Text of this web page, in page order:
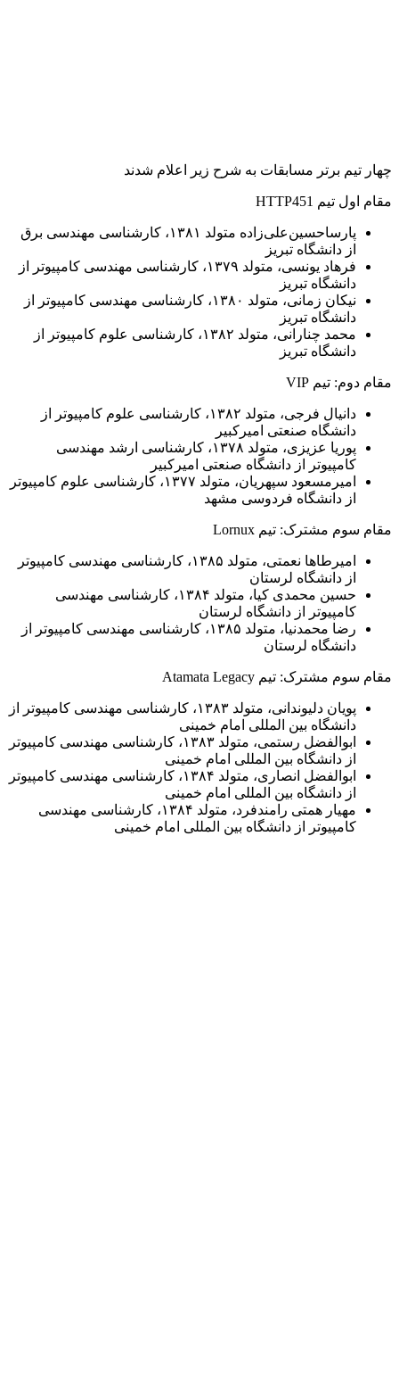
چهار تیم برتر مسابقات به شرح زیر اعلام شدند
مقام اول تیم HTTP451
پارساحسین‌علی‌زاده متولد ۱۳۸۱، کارشناسی مهندسی برق
از دانشگاه تبریز
فرهاد یونسی، متولد ۱۳۷۹، کارشناسی مهندسی کامپیوتر از
دانشگاه تبریز
نیکان زمانی، متولد ۱۳۸۰، کارشناسی مهندسی کامپیوتر از
دانشگاه تبریز
محمد چنارانی، متولد ۱۳۸۲، کارشناسی علوم کامپیوتر از
دانشگاه تبریز
مقام دوم: تیم VIP
دانیال فرجی، متولد ۱۳۸۲، کارشناسی علوم کامپیوتر از
دانشگاه صنعتی امیرکبیر
پوریا عزیزی، متولد ۱۳۷۸، کارشناسی ارشد مهندسی
کامپیوتر از دانشگاه صنعتی امیرکبیر
امیرمسعود سپهریان، متولد ۱۳۷۷، کارشناسی علوم کامپیوتر
از دانشگاه فردوسی مشهد
مقام سوم مشترک: تیم Lornux
امیرطاها نعمتی، متولد ۱۳۸۵، کارشناسی مهندسی کامپیوتر
از دانشگاه لرستان
حسین محمدی کیا، متولد ۱۳۸۴، کارشناسی مهندسی
کامپیوتر از دانشگاه لرستان
رضا محمدنیا، متولد ۱۳۸۵، کارشناسی مهندسی کامپیوتر از
دانشگاه لرستان
مقام سوم مشترک: تیم Atamata Legacy
پویان دلیوندانی، متولد ۱۳۸۳، کارشناسی مهندسی کامپیوتر از
دانشگاه بین المللی امام خمینی
ابوالفضل رستمی، متولد ۱۳۸۳، کارشناسی مهندسی کامپیوتر
از دانشگاه بین المللی امام خمینی
ابوالفضل انصاری، متولد ۱۳۸۴، کارشناسی مهندسی کامپیوتر
از دانشگاه بین المللی امام خمینی
مهیار همتی رامندفرد، متولد ۱۳۸۴، کارشناسی مهندسی
کامپیوتر از دانشگاه بین المللی امام خمینی